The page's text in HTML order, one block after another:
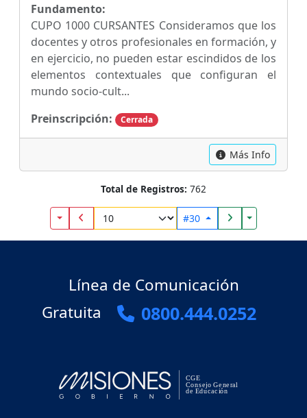
Fundamento:
CUPO 1000 CURSANTES Consideramos que los
docentes y otros profesionales en formación, y
en ejercicio, no pueden estar escindidos de los
elementos contextuales que configuran el
mundo socio-cult...
Preinscripción:
Cerrada
Más Info
Total de Registros: 762
Toggle Dropdown #30 Toggle
Línea de Comunicación
Gratuita
0800.444.0252